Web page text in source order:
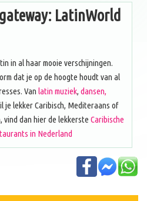
LatinWorld
in al haar mooie verschijningen.
dat je op de hoogte houdt van al
Van latin muziek, dansen,
je lekker Caribisch, Mediteraans of
vind dan hier de lekkerste Caribische
in Nederland